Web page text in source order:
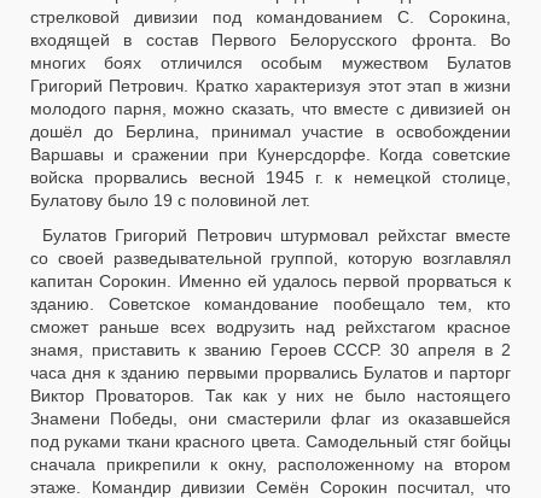
стрелковой дивизии под командованием С. Сорокина,
входящей в состав Первого Белорусского фронта. Во
многих боях отличился особым мужеством Булатов
Григорий Петрович. Кратко характеризуя этот этап в жизни
молодого парня, можно сказать, что вместе с дивизией он
дошёл до Берлина, принимал участие в освобождении
Варшавы и сражении при Кунерсдорфе. Когда советские
войска прорвались весной 1945 г. к немецкой столице,
Булатову было 19 с половиной лет.
Булатов Григорий Петрович штурмовал рейхстаг вместе
со своей разведывательной группой, которую возглавлял
капитан Сорокин. Именно ей удалось первой прорваться к
зданию. Советское командование пообещало тем, кто
сможет раньше всех водрузить над рейхстагом красное
знамя, приставить к званию Героев СССР. 30 апреля в 2
часа дня к зданию первыми прорвались Булатов и парторг
Виктор Проваторов. Так как у них не было настоящего
Знамени Победы, они смастерили флаг из оказавшейся
под руками ткани красного цвета. Самодельный стяг бойцы
сначала прикрепили к окну, расположенному на втором
этаже. Командир дивизии Семён Сорокин посчитал, что